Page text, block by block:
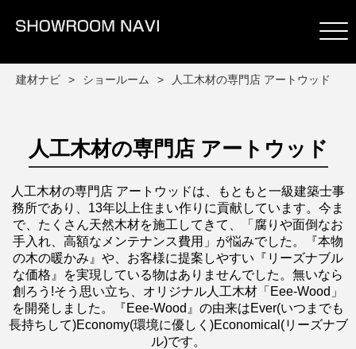
建材ナビ ショールーム 人工木材の専門店 アートウッド
人工木材の専門店 アートウッド
人工木材の専門店 アートウッドは、もともと一級建築士事
務所であり、13年以上住まい作りに貢献しています。今ま
で、たくさん天然木材を施工してきて、「腐りや面倒なお
手入れ、高額なメンテナンス費用」が悩みでした。『本物
の木の暖かみ』や、お客様に提案しやすい『リーズナブル
な価格』を実現している物はありませんでした。無いなら
創ろう!そう思い立ち、オリジナル人工木材「Eee-Wood」
を開発しました。『Eee-Wood』の由来はEver(いつまでも
長持ちして)Economy(環境に優しく)Economical(リーズナブ
ル)です。